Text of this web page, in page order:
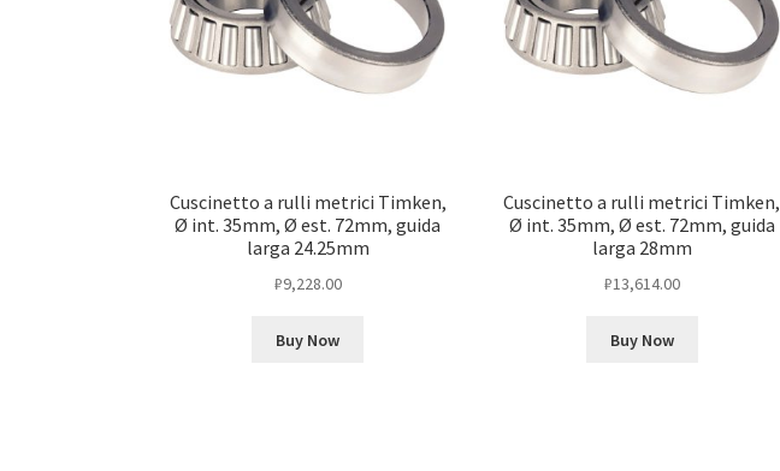
Cuscinetto a rulli metrici Timken,
Ø int. 35mm, Ø est. 72mm, guida
larga 24.25mm
₽9,228.00
Buy Now
Cuscinetto a rulli metrici Timken,
Ø int. 35mm, Ø est. 72mm, guida
larga 28mm
₽13,614.00
Buy Now